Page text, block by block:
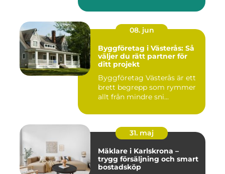
08. jun
Byggföretag i Västerås: Så
väljer du rätt partner för
ditt projekt
Byggföretag Västerås är ett
brett begrepp som rymmer
allt från mindre sni...
31. maj
Mäklare i Karlskrona –
trygg försäljning och smart
bostadsköp